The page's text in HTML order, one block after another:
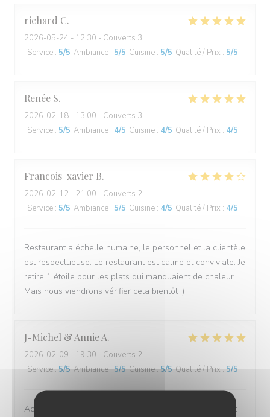
richard C
2026-05-24 - 12:30 - Couverts 3
Service : 5/5 Ambiance : 5/5 Cuisine : 5/5 Qualité / Prix : 5/5
Renée S
2026-02-18 - 13:00 - Couverts 3
Service : 5/5 Ambiance : 4/5 Cuisine : 4/5 Qualité / Prix : 4/5
Francois-xavier B
2026-02-12 - 21:00 - Couverts 2
Service : 5/5 Ambiance : 5/5 Cuisine : 4/5 Qualité / Prix : 4/5
Restaurant a échelle humaine, le personnel et la clientèle
est respectueuse. Le restaurant est calme et conviviale. Je
retire 1 étoile pour les plats qui manquaient de chaleur.
Mais nous viendrons vérifier cela bientôt :)
J-Michel & AnnieA
2026-02-09 - 19:30 - Couverts 2
Service:5/5 Ambiance:5/5 Cuisine:5/5 Qualité / Prix:5/5
Accueil impeccable et très grande qualité des crêpes et